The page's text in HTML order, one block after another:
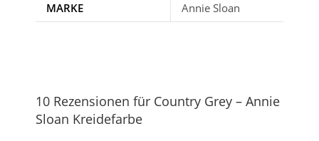
MARKE
Annie Sloan
10 Rezensionen für Country Grey – Annie
Sloan Kreidefarbe